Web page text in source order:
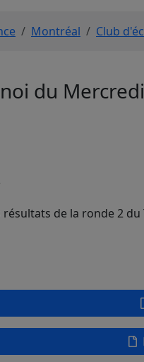
Montréal Club
du
résultats de la ronde 2